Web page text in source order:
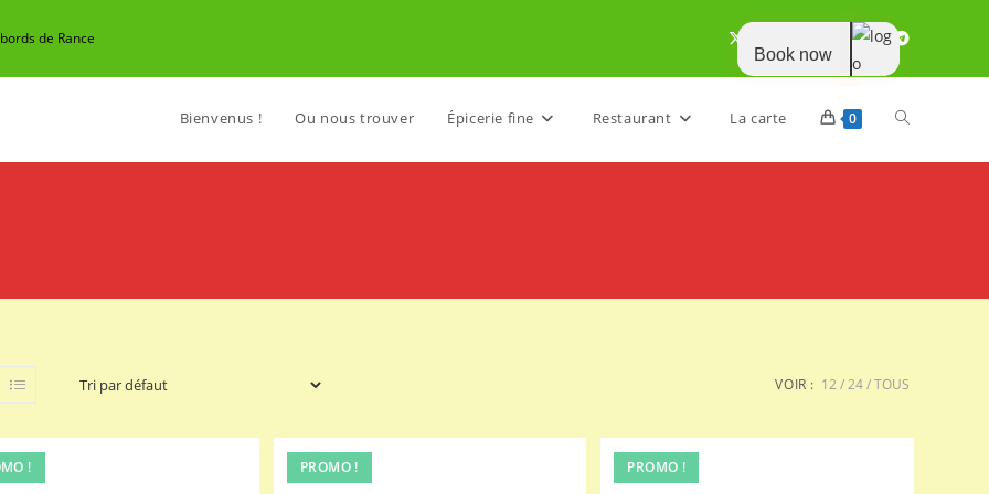
de Rance
Bienvenus ! Ou nous trouver Épicerie fine Restaurant La carte 0 Toggle
VOIR : 12 24 TOUS
! PROMO ! PROMO !
Book now